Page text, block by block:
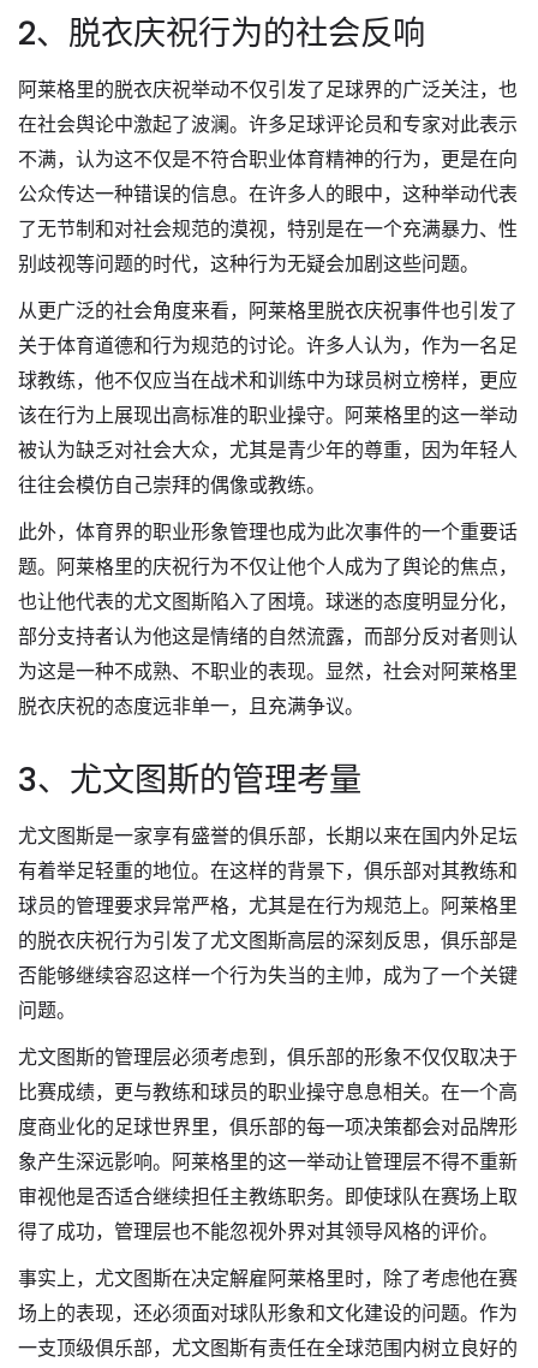
2、脱衣庆祝行为的社会反响
阿莱格里的脱衣庆祝举动不仅引发了足球界的广泛关注，也
在社会舆论中激起了波澜。许多足球评论员和专家对此表示
不满，认为这不仅是不符合职业体育精神的行为，更是在向
公众传达一种错误的信息。在许多人的眼中，这种举动代表
了无节制和对社会规范的漠视，特别是在一个充满暴力、性
别歧视等问题的时代，这种行为无疑会加剧这些问题。
从更广泛的社会角度来看，阿莱格里脱衣庆祝事件也引发了
关于体育道德和行为规范的讨论。许多人认为，作为一名足
球教练，他不仅应当在战术和训练中为球员树立榜样，更应
该在行为上展现出高标准的职业操守。阿莱格里的这一举动
被认为缺乏对社会大众，尤其是青少年的尊重，因为年轻人
往往会模仿自己崇拜的偶像或教练。
此外，体育界的职业形象管理也成为此次事件的一个重要话
题。阿莱格里的庆祝行为不仅让他个人成为了舆论的焦点，
也让他代表的尤文图斯陷入了困境。球迷的态度明显分化，
部分支持者认为他这是情绪的自然流露，而部分反对者则认
为这是一种不成熟、不职业的表现。显然，社会对阿莱格里
脱衣庆祝的态度远非单一，且充满争议。
3、尤文图斯的管理考量
尤文图斯是一家享有盛誉的俱乐部，长期以来在国内外足坛
有着举足轻重的地位。在这样的背景下，俱乐部对其教练和
球员的管理要求异常严格，尤其是在行为规范上。阿莱格里
的脱衣庆祝行为引发了尤文图斯高层的深刻反思，俱乐部是
否能够继续容忍这样一个行为失当的主帅，成为了一个关键
问题。
尤文图斯的管理层必须考虑到，俱乐部的形象不仅仅取决于
比赛成绩，更与教练和球员的职业操守息息相关。在一个高
度商业化的足球世界里，俱乐部的每一项决策都会对品牌形
象产生深远影响。阿莱格里的这一举动让管理层不得不重新
审视他是否适合继续担任主教练职务。即使球队在赛场上取
得了成功，管理层也不能忽视外界对其领导风格的评价。
事实上，尤文图斯在决定解雇阿莱格里时，除了考虑他在赛
场上的表现，还必须面对球队形象和文化建设的问题。作为
一支顶级俱乐部，尤文图斯有责任在全球范围内树立良好的